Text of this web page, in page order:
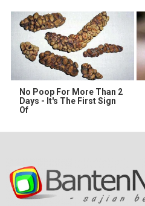
No Poop For More Than 2
Days - It's The First Sign
Of